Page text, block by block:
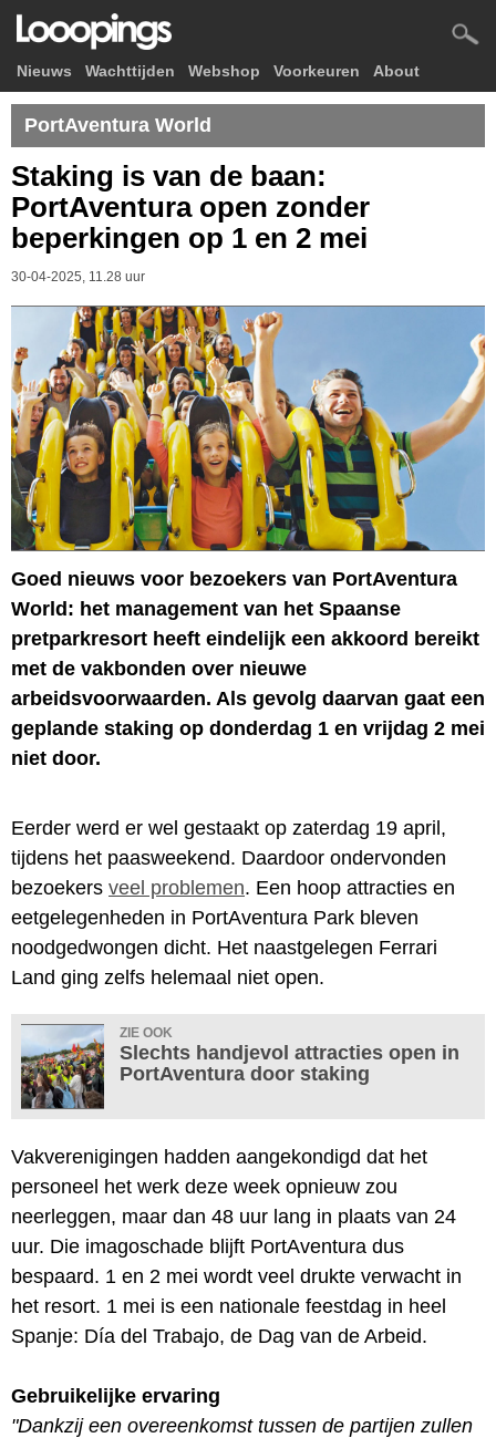
Nieuws Wachttijden Webshop Voorkeuren About
PortAventura World
Staking is van de baan:
PortAventura open zonder
beperkingen op 1 en 2 mei
30-04-2025, 11.28 uur
Goed nieuws voor bezoekers van PortAventura
World: het management van het Spaanse
pretparkresort heeft eindelijk een akkoord bereikt
met de vakbonden over nieuwe
arbeidsvoorwaarden. Als gevolg daarvan gaat een
geplande staking op donderdag 1 en vrijdag 2 mei
niet door.
Eerder werd er wel gestaakt op zaterdag 19 april,
tijdens het paasweekend. Daardoor ondervonden
bezoekers veel problemen. Een hoop attracties en
eetgelegenheden in PortAventura Park bleven
noodgedwongen dicht. Het naastgelegen Ferrari
Land ging zelfs helemaal niet open.
ZIE OOK
Slechts handjevol attracties open in
PortAventura door staking
Vakverenigingen hadden aangekondigd dat het
personeel het werk deze week opnieuw zou
neerleggen, maar dan 48 uur lang in plaats van 24
uur. Die imagoschade blijft PortAventura dus
bespaard. 1 en 2 mei wordt veel drukte verwacht in
het resort. 1 mei is een nationale feestdag in heel
Spanje: Día del Trabajo, de Dag van de Arbeid.
Gebruikelijke ervaring
"Dankzij een overeenkomst tussen de partijen zullen